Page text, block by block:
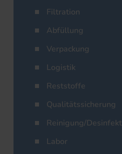
Filtration
Abfüllung
Verpackung
Logistik
Reststoffe
Qualitätssicherung
Reinigung/
Labor